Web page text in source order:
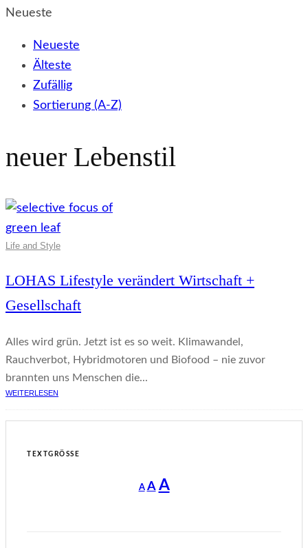
Neueste
Neueste
Älteste
Zufällig
Sortierung (A-Z)
neuer Lebenstil
Life and Style
LOHAS Lifestyle verändert Wirtschaft +
Gesellschaft
Alles wird grün. Jetzt ist es so weit. Klimawandel,
Rauchverbot, Hybridmotoren und Biofood – nie zuvor
brannten uns Menschen die...
WEITERLESEN
TEXTGRÖSSE
A
Decrease
font
A Reset
AIncrease